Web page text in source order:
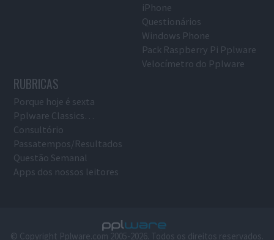
iPhone
Questionários
Windows Phone
Pack Raspberry Pi Pplware
Velocímetro do Pplware
RUBRICAS
Porque hoje é sexta
Pplware Classics…
Consultório
Passatempos/Resultados
Questão Semanal
Apps dos nossos leitores
© Copyright Pplware.com 2005-2026. Todos os direitos reservados.